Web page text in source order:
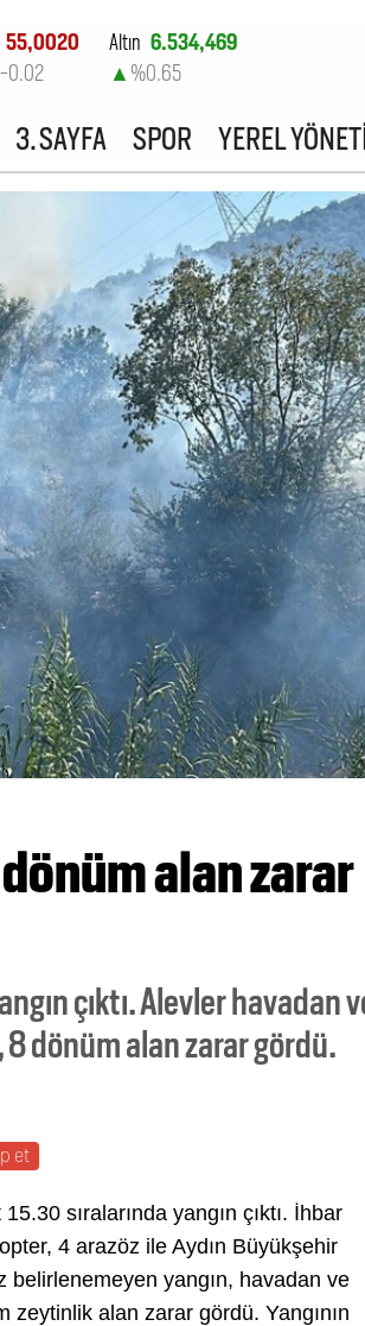
55,0020
0.02
Altın 6.534,469
▲ %0.65
3. SAYFA SPOR YEREL
alan zarar
çıktı. Alevler havadan
dönüm alan zarar gördü.
et
sıralarında yangın çıktı. İhbar
4 arazöz ile Aydın Büyükşehir
belirlenemeyen yangın, havadan ve
alan zarar gördü. Yangının